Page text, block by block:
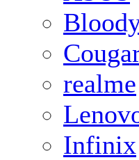
realme
Infinix